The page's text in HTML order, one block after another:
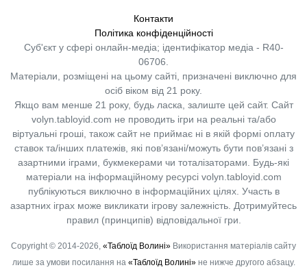
Контакти
Політика конфіденційності
Суб'єкт у сфері онлайн-медіа; ідентифікатор медіа - R40-
06706.
Матеріали, розміщені на цьому сайті, призначені виключно для
осіб віком від 21 року.
Якщо вам менше 21 року, будь ласка, залиште цей сайт. Сайт
volyn.tabloyid.com не проводить ігри на реальні та/або
віртуальні гроші, також сайт не приймає ні в якій формі оплату
ставок та/інших платежів, які пов’язані/можуть бути пов’язані з
азартними іграми, букмекерами чи тоталізаторами. Будь-які
матеріали на інформаційному ресурсі volyn.tabloyid.com
публікуються виключно в інформаційних цілях. Участь в
азартних іграх може викликати ігрову залежність. Дотримуйтесь
правил (принципів) відповідальної гри.
Copyright © 2014-2026, «Таблоїд Волині» Використання матеріалів сайту
лише за умови посилання на «Таблоїд Волині»не нижче другого абзацу.